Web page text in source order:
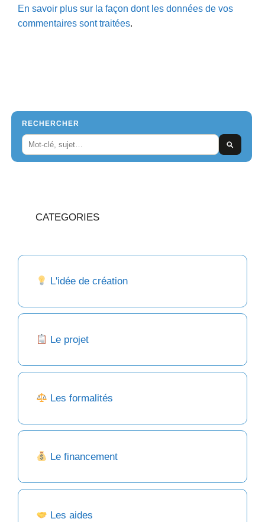
En savoir plus sur la façon dont les données de vos
commentaires sont traitées.
RECHERCHER
CATEGORIES
L'idée de création
Le projet
Les formalités
Le financement
Les aides